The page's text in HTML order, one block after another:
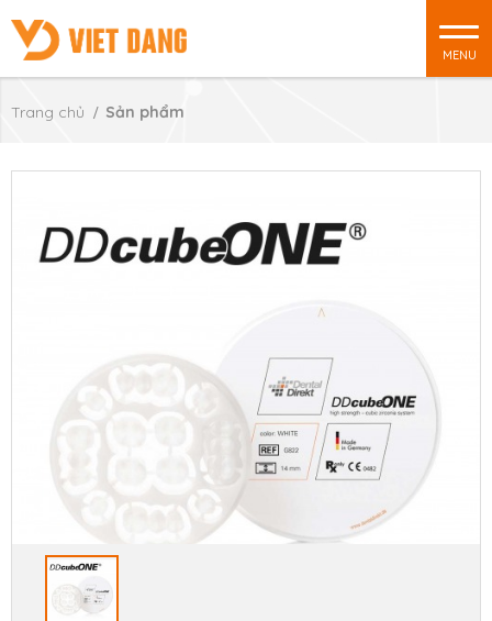
MENU
Trang chủ Sản phẩm